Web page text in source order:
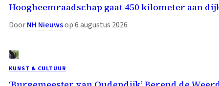
Hoogheemraadschap gaat 450 kilometer aan
DoorNH Nieuwsop 6 augustus 2026
KUNST & CULTUUR